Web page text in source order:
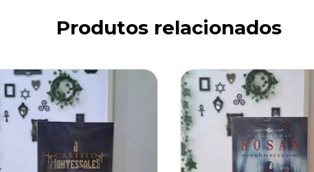
Produtos relacionados